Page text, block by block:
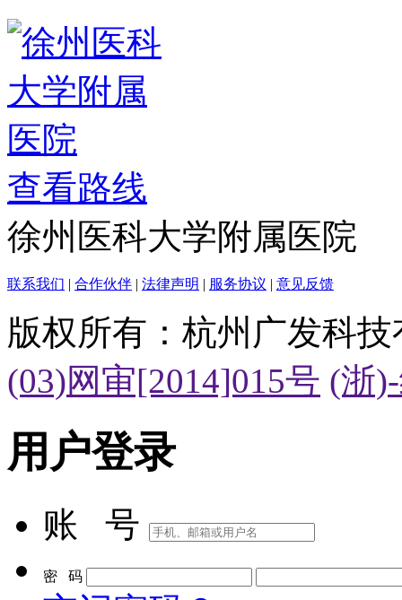
查看路线
徐州医科大学附属医院
联系我们 | 合作伙伴 | 法律声明 | 服务协议 | 意见反馈
版权所有：杭州广发科
(03)网审[2014]015号 (浙
用户登录
账 号
密 码